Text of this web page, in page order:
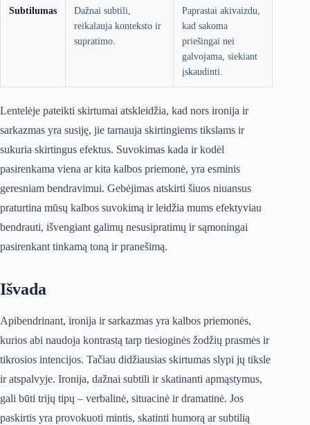
Subtilumas
Dažnai subtili,
reikalauja konteksto ir
supratimo.
Paprastai akivaizdu,
kad sakoma
priešingai nei
galvojama, siekiant
įskaudinti.
Lentelėje pateikti skirtumai atskleidžia, kad nors ironija ir
sarkazmas yra susiję, jie tarnauja skirtingiems tikslams ir
sukuria skirtingus efektus. Suvokimas kada ir kodėl
pasirenkama viena ar kita kalbos priemonė, yra esminis
geresniam bendravimui. Gebėjimas atskirti šiuos niuansus
praturtina mūsų kalbos suvokimą ir leidžia mums efektyviau
bendrauti, išvengiant galimų nesusipratimų ir sąmoningai
pasirenkant tinkamą toną ir pranešimą.
Išvada
Apibendrinant, ironija ir sarkazmas yra kalbos priemonės,
kurios abi naudoja kontrastą tarp tiesioginės žodžių prasmės ir
tikrosios intencijos. Tačiau didžiausias skirtumas slypi jų tiksle
ir atspalvyje. Ironija, dažnai subtili ir skatinanti apmąstymus,
gali būti trijų tipų – verbalinė, situacinė ir dramatinė. Jos
paskirtis yra provokuoti mintis, skatinti humorą ar subtilią